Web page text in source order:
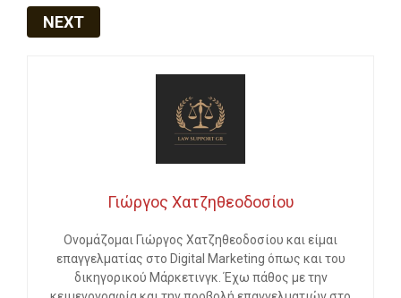
NEXT
Γιώργος Χατζηθεοδοσίου
Ονομάζομαι Γιώργος Χατζηθεοδοσίου και είμαι
επαγγελματίας στο Digital Marketing όπως και του
δικηγορικού Μάρκετινγκ. Έχω πάθος με την